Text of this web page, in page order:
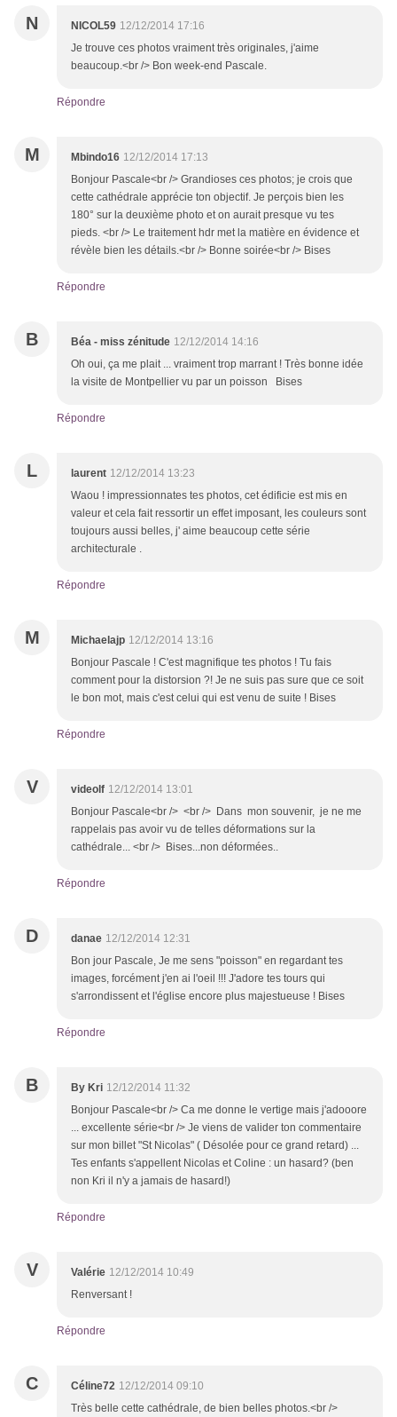
N NICOL59 12/12/2014 17:16
Je trouve ces photos vraiment très originales, j'aime
beaucoup.<br /> Bon week-end Pascale.
Répondre
M Mbindo16 12/12/2014 17:13
Bonjour Pascale<br /> Grandioses ces photos; je crois que
cette cathédrale apprécie ton objectif. Je perçois bien les
180° sur la deuxième photo et on aurait presque vu tes
pieds. <br /> Le traitement hdr met la matière en évidence et
révèle bien les détails.<br /> Bonne soirée<br /> Bises
Répondre
B Béa - miss zénitude 12/12/2014 14:16
Oh oui, ça me plait ... vraiment trop marrant ! Très bonne idée
la visite de Montpellier vu par un poisson Bises
Répondre
L laurent 12/12/2014 13:23
Waou ! impressionnates tes photos, cet édificie est mis en
valeur et cela fait ressortir un effet imposant, les couleurs sont
toujours aussi belles, j' aime beaucoup cette série
architecturale .
Répondre
M Michaelajp 12/12/2014 13:16
Bonjour Pascale ! C'est magnifique tes photos ! Tu fais
comment pour la distorsion ?! Je ne suis pas sure que ce soit
le bon mot, mais c'est celui qui est venu de suite ! Bises
Répondre
V videolf 12/12/2014 13:01
Bonjour Pascale<br /> <br /> Dans mon souvenir, je ne me
rappelais pas avoir vu de telles déformations sur la
cathédrale... <br /> Bises...non déformées..
Répondre
D danae 12/12/2014 12:31
Bon jour Pascale, Je me sens "poisson" en regardant tes
images, forcément j'en ai l'oeil !!! J'adore tes tours qui
s'arrondissent et l'église encore plus majestueuse ! Bises
Répondre
B By Kri 12/12/2014 11:32
Bonjour Pascale<br /> Ca me donne le vertige mais j'adooore
... excellente série<br /> Je viens de valider ton commentaire
sur mon billet "St Nicolas" ( Désolée pour ce grand retard) ...
Tes enfants s'appellent Nicolas et Coline : un hasard? (ben
non Kri il n'y a jamais de hasard!)
Répondre
V Valérie 12/12/2014 10:49
Renversant !
Répondre
C Céline72 12/12/2014 09:10
Très belle cette cathédrale, de bien belles photos.<br />